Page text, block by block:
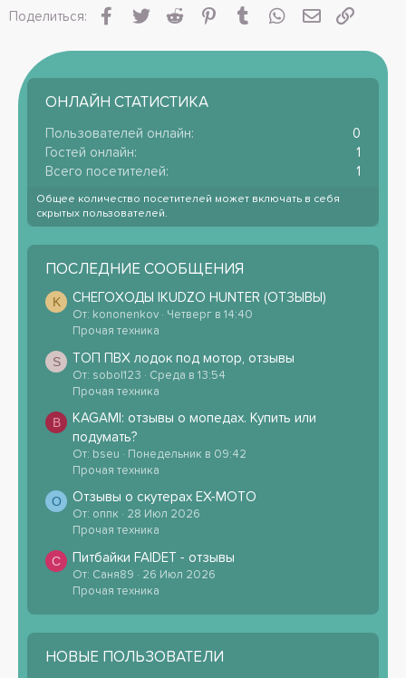
Поделиться: Facebook
Twitter Reddit PinterestTumblr WhatsApp
ОНЛАЙН СТАТИСТИКА
Пользователей онлайн
0
Гостей онлайн
1
Всего посетителей
1
Общее количество посетителей может включать в себя
скрытых пользователей.
ПОСЛЕДНИЕ СООБЩЕНИЯ
K СНЕГОХОДЫ IKUDZO HUNTER (ОТЗЫВЫ)
От: kononenkov
Четверг в 14:40
Прочая техника
S ТОП ПВХ лодок под мотор, отзывы
От: sobol123
Среда в 13:54
Прочая техника
B
KAGAMI: отзывы о мопедах. Купить или
подумать?
От: bseu
Понедельник в 09:42
Прочая техника
О Отзывы о скутерах EX-MOTO
От: оппк
28 Июл 2026
Прочая техника
С Питбайки FAIDET - отзывы
От: Саня89
26 Июл 2026
Прочая техника
НОВЫЕ ПОЛЬЗОВАТЕЛИ